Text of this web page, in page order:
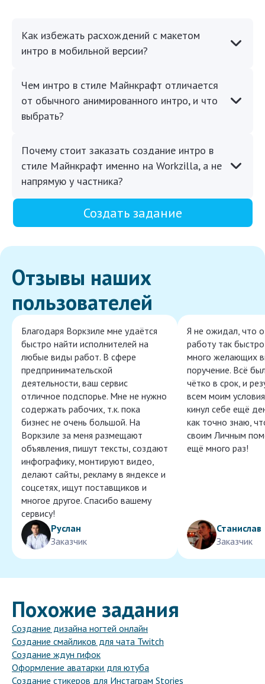
Как избежать расхождений с макетом
интро в мобильной версии?
Чем интро в стиле Майнкрафт отличается
от обычного анимированного интро, и что
выбрать?
Почему стоит заказать создание интро в
стиле Майнкрафт именно на Workzilla, а не
напрямую у частника?
Создать задание
Отзывы наших
пользователей
Благодаря Воркзиле мне удаётся
быстро найти исполнителей на
любые виды работ. В сфере
предпринимательской
деятельности, ваш сервис
отличное подспорье. Мне не нужно
содержать рабочих, т.к. пока
бизнес не очень большой. На
Воркзиле за меня размещают
объявления, пишут тексты, создают
инфографику, монтируют видео,
делают сайты, рекламу в яндексе и
соцсетях, ищут поставщиков и
многое другое. Спасибо вашему
сервису!
Руслан
Заказчик
Я не ожидал, что
работу так
много желающих
поручение. Всё
чётко в срок, и
всем моим
кинул себе ещё
как точно знаю,
своим Личным
ещё много раз!
Станислав
Заказчик
Похожие задания
Создание дизайна ногтей онлайн
Создание смайликов для чата Twitch
Создание ждун гифок
Оформление аватарки для ютуба
Создание стикеров для Инстаграм Stories